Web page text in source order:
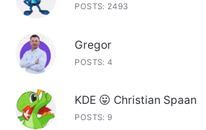
POSTS: 2493
Gregor
POSTS: 4
KDE 😛 Christian Spaan
POSTS: 9